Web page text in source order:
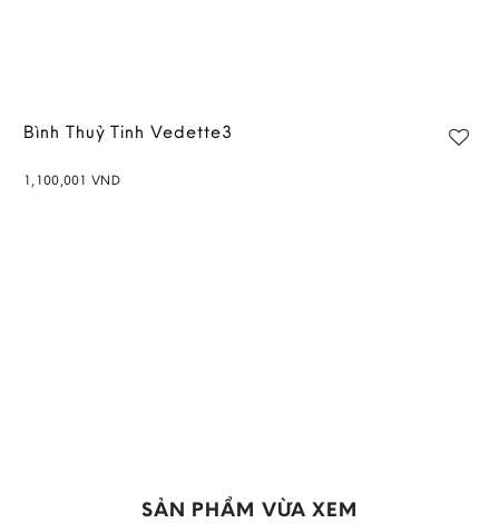
Bình Thuỷ Tinh Vedette3
1,100,001 VND
SẢN PHẨM VỪA XEM